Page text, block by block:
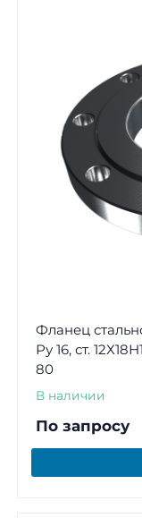
Фланец
Ру 16, ст.
80
В наличии
По запросу